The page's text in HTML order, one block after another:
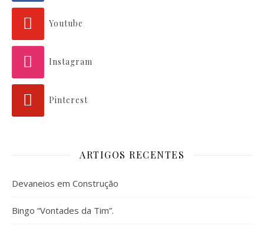
Youtube
Instagram
Pinterest
ARTIGOS RECENTES
Devaneios em Construção
Bingo “Vontades da Tim”.